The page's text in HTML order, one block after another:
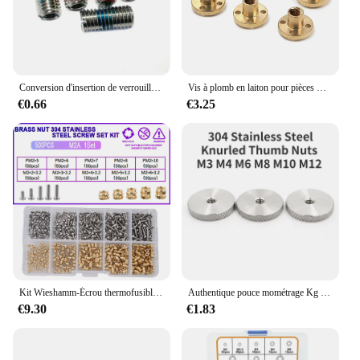
€0.66 €3.25
€9.30 €1.83